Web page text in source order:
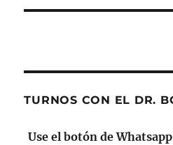
TURNOS CON EL DR.
Use el botón de